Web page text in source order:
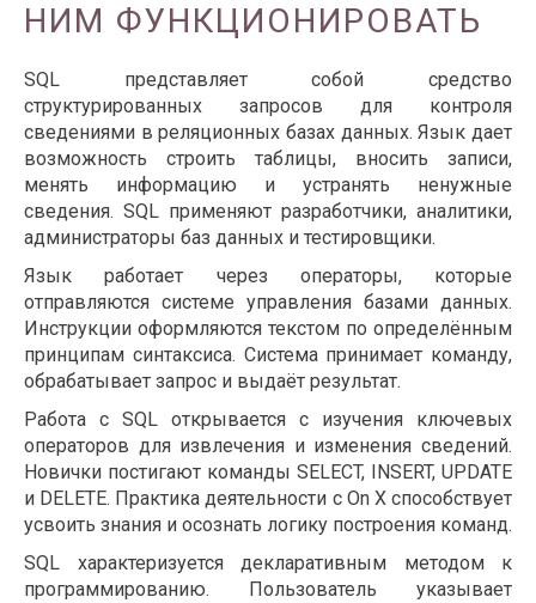
НИМ ФУНКЦИОНИРОВАТЬ
SQL представляет собой средство
структурированных запросов для контроля
сведениями в реляционных базах данных. Язык дает
возможность строить таблицы, вносить записи,
менять информацию и устранять ненужные
сведения. SQL применяют разработчики, аналитики,
администраторы баз данных и тестировщики.
Язык работает через операторы, которые
отправляются системе управления базами данных.
Инструкции оформляются текстом по определённым
принципам синтаксиса. Система принимает команду,
обрабатывает запрос и выдаёт результат.
Работа с SQL открывается с изучения ключевых
операторов для извлечения и изменения сведений.
Новички постигают команды SELECT, INSERT, UPDATE
и DELETE. Практика деятельности с On X способствует
усвоить знания и осознать логику построения команд.
SQL характеризуется декларативным методом к
программированию. Пользователь указывает